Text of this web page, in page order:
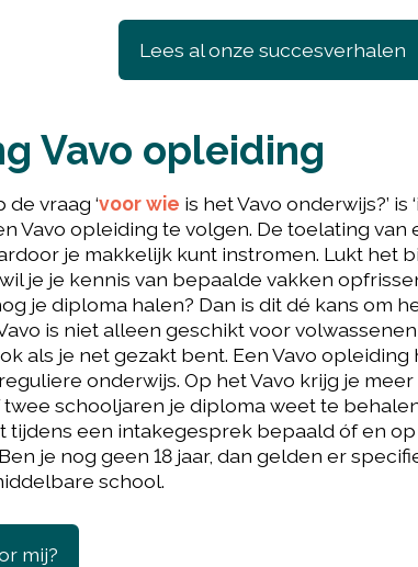
Lees al onze succesverhalen
Vavo opleiding
vraag ‘voor wie is het Vavo onderwijs?’ is
Vavo opleiding te volgen. De toelating van
je makkelijk kunt instromen. Lukt het
je je kennis van bepaalde vakken
je diploma halen? Dan is dit dé kans om
is niet alleen geschikt voor
als je net gezakt bent. Een Vavo
onderwijs. Op het Vavo krijg je
schooljaren je diploma weet te
tijdens een intakegesprek bepaald óf en
je nog geen 18 jaar, dan gelden er
school.
mij?